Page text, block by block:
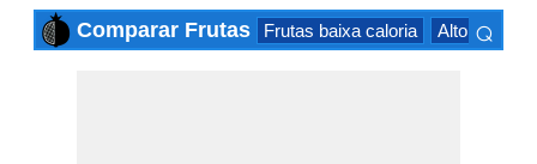
Comparar Frutas Frutas baixa caloria Alto teor
⌕